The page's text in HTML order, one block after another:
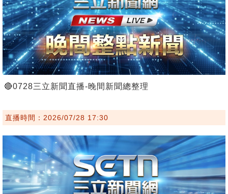
🔴0728三立新聞直播-晚間新聞總整理
直播時間：2026/07/28 17:30